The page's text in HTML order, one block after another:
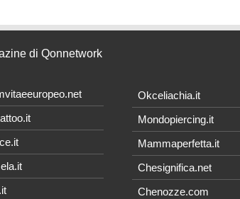
di Qonnetwork
Okceliachia.it
Mondopiercing.it
Mammaperfetta.it
Chesignifica.net
Chenozze.com